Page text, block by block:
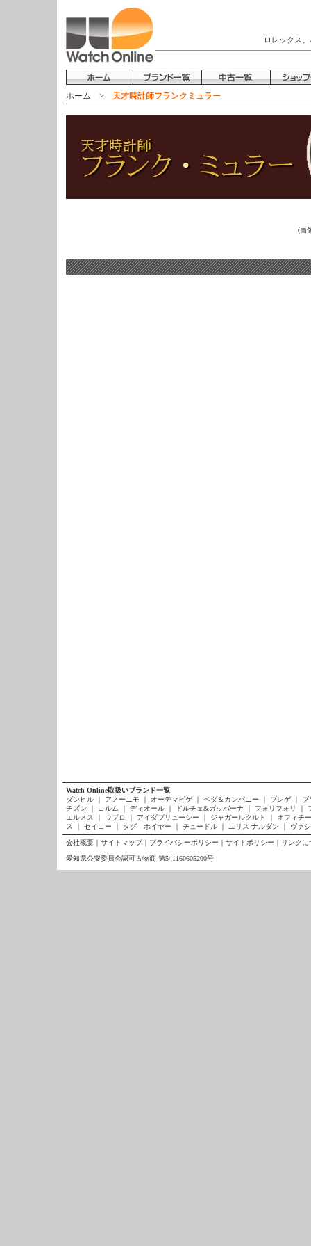
ロレックス
ホーム > 天才時計師フランクミュラー
(画
Watch Online取扱いブランド一覧
ダンヒル
｜ アノーニモ ｜ オーデマピゲ ｜ ベダ＆カンパニー ｜ ブレゲ ｜
ブ
チズン
｜ コルム ｜ ディオール ｜ ドルチェ&ガッバーナ ｜ フォリフォリ ｜
エルメス
｜ ウブロ ｜ アイダブリューシー ｜ ジャガールクルト ｜
オフィチ
ス
｜ セイコー ｜ タグ ホイヤー ｜ チュードル ｜ ユリス ナルダン ｜ ヴァ
会社概要 ｜ サイトマップ｜ プライバシーポリシー ｜ サイトポリシー ｜ リンクに
愛知県公安委員会認可古物商 第541160605200号